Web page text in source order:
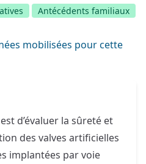
Antécédents familiaux
mobilisées pour cette
d’évaluer la sûreté et
des valves artificielles
implantées par voie